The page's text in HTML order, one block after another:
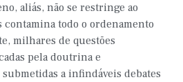
aliás, não se restringe ao
contamina todo o ordenamento
milhares de questões
pela doutrina e
a infindáveis debates